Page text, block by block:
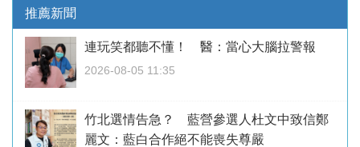
推薦新聞
連玩笑都聽不懂！ 醫：當心大腦拉警報
2026-08-05 11:35
竹北選情告急？ 藍營參選人杜文中致信鄭
麗文：藍白合作絕不能喪失尊嚴